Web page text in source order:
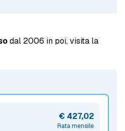
dal 2006 in poi, visita la
Rata mensile
€ 427,02